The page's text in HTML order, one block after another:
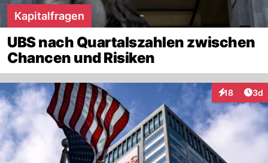
Kapitalfragen
UBS nach Quartalszahlen zwischen
Chancen und Risiken
18
Interaktionen
3d